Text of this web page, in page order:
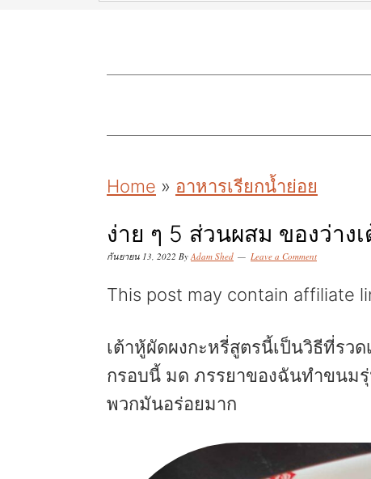
t
o
p
r
m
a
r
t
o
m
a
n
c
o
t
o
p
r
m
a
r
Home » อาหารเรียกน้ำย่อย
ง่าย ๆ 5 ส่วนผสม ของว่า
กันยายน 13, 2022 ByAdam Shed Leave a Comment
This post may contain affiliate
เต้าหู้ผัดผงกะหรี่สูตรนี้เป็นวิธีที่รว
กรอบนี้ มด ภรรยาของฉันทำขนมรุ่
พวกมันอร่อยมาก